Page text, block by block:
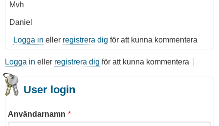
Mvh
Daniel
Logga in eller registrera dig för att kunna kommentera
Logga in eller registrera dig för att kunna kommentera
User login
Användarnamn